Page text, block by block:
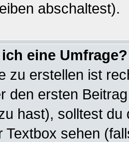
abschaltest).
eine Umfrage?
zu erstellen ist
den ersten
hast), solltest
Textbox sehen